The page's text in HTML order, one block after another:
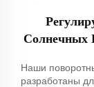
Солнечных
Наши
разработаны